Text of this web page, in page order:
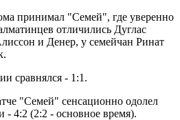
принимал "Семей", где уверенно
отличились Дуглас
и Денер, у семейчан Ринат
сравнялся - 1:1.
"Семей" сенсационно одолел
- 4:2 (2:2 - основное время).